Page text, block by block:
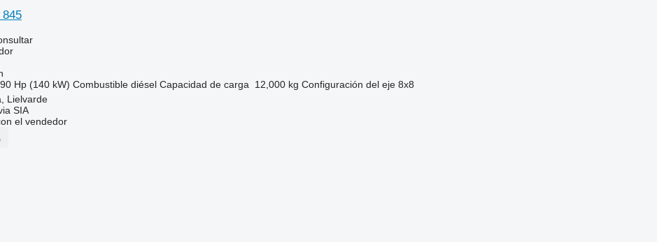
Hp (140 kW) Combustible diésel Capacidad de carga 12,000 kg Configuración del eje 8x8
Lielvarde
SIA
el vendedor